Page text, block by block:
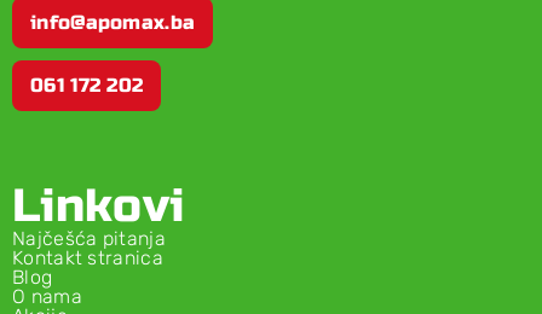
info@apomax.ba
061 172 202
Linkovi
Najčešća pitanja
Kontakt stranica
Blog
O nama